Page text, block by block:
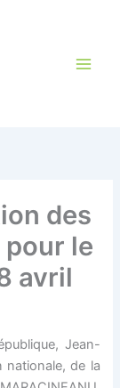
des
le
avril
Jean-
nationale, de la